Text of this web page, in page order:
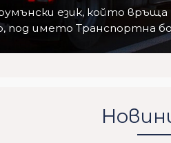
език, който
името Транспортна